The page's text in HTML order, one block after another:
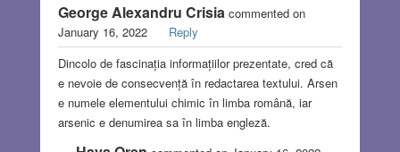
George Alexandru Crisiacommented on
January 16, 2022
Reply
Dincolo de fascinația informațiilor prezentate, cred că
e nevoie de consecvență în redactarea textului. Arsen
e numele elementului chimic în limba română, iar
arsenic e denumirea sa în limba engleză.